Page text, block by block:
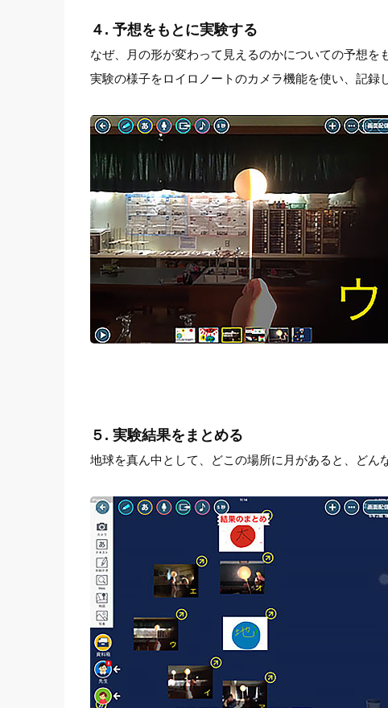
４. 予想をもとに実験する
なぜ、月の形が変わって見えるのかについての予想を
実験の様子をロイロノートのカメラ機能を使い、記録
５. 実験結果をまとめる
地球を真ん中として、どこの場所に月があると、どん